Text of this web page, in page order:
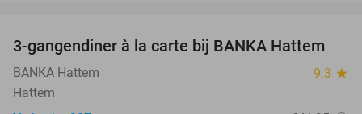
52%
3-gangendiner à la carte bij BANKA Hattem
BANKA Hattem 9.3 star
Hattem